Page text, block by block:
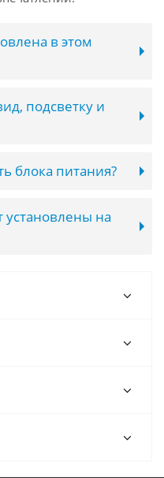
в этом
подсветку и
блока питания?
установлены на